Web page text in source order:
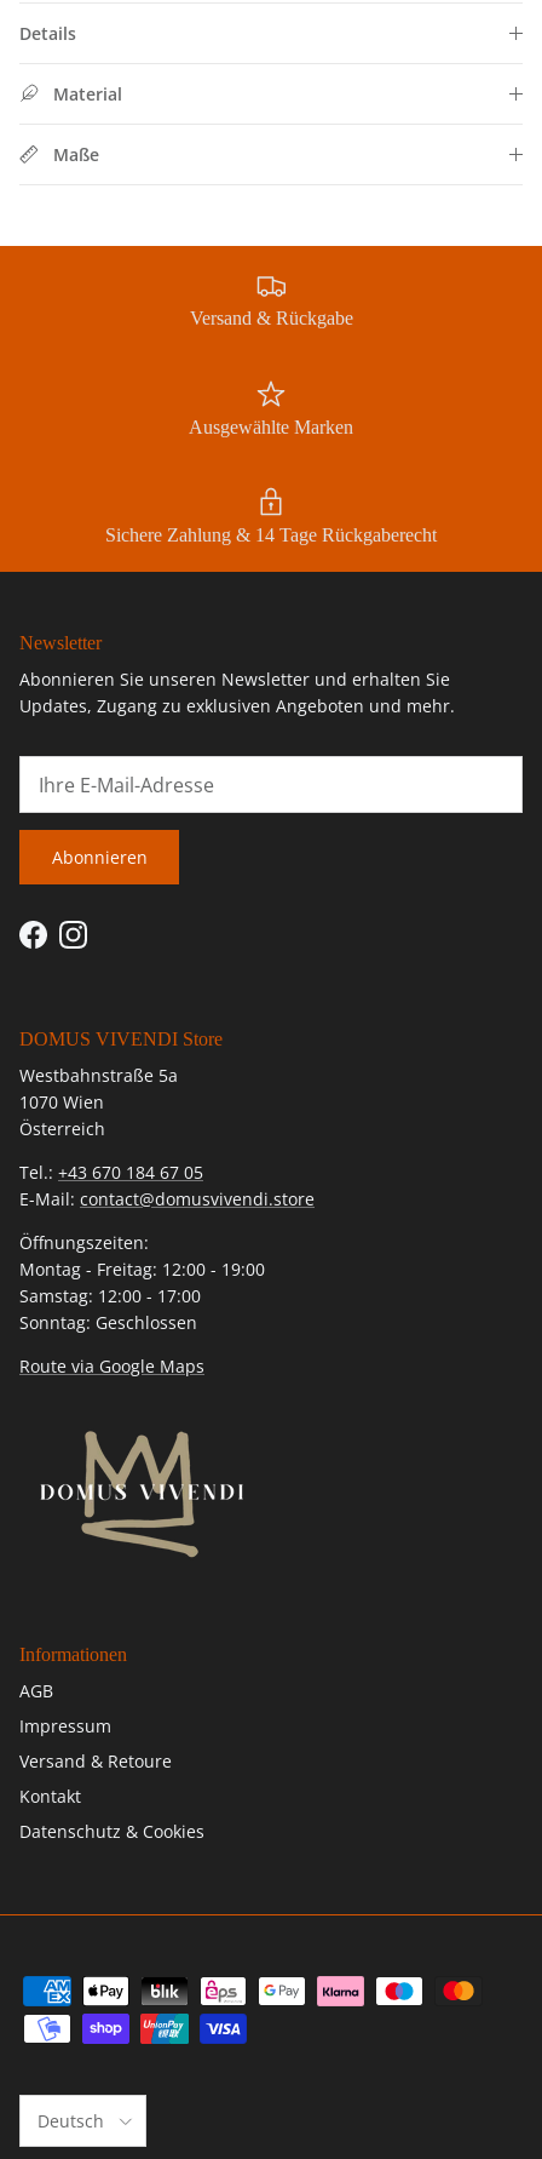
Details
Material
Maße
Versand & Rückgabe
Ausgewählte Marken
Sichere Zahlung & 14 Tage Rückgaberecht
Newsletter
Abonnieren Sie unseren Newsletter und erhalten Sie
Updates, Zugang zu exklusiven Angeboten und mehr.
Abonnieren
FacebookInstagram
DOMUS VIVENDI Store
Westbahnstraße 5a
1070 Wien
Österreich
Tel.: +43 670 184 67 05
E-Mail: contact@domusvivendi.store
Öffnungszeiten:
Montag - Freitag: 12:00 - 19:00
Samstag: 12:00 - 17:00
Sonntag: Geschlossen
Route via Google Maps
Informationen
AGB
Impressum
Versand & Retoure
Kontakt
Datenschutz & Cookies
Deutsch
erhalten
Abonnieren